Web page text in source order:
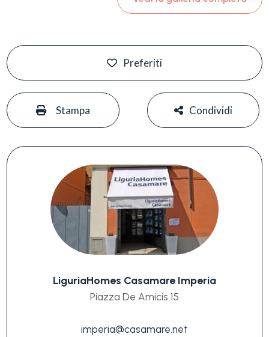
Preferiti
Stampa Condividi
LiguriaHomes Casamare Imperia
Piazza De Amicis 15
imperia@casamare.net